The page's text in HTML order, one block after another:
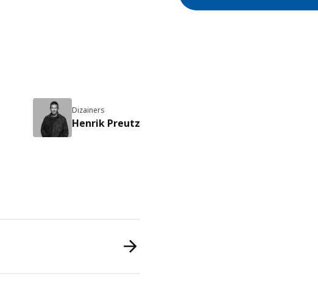
Dizainers
Henrik Preutz